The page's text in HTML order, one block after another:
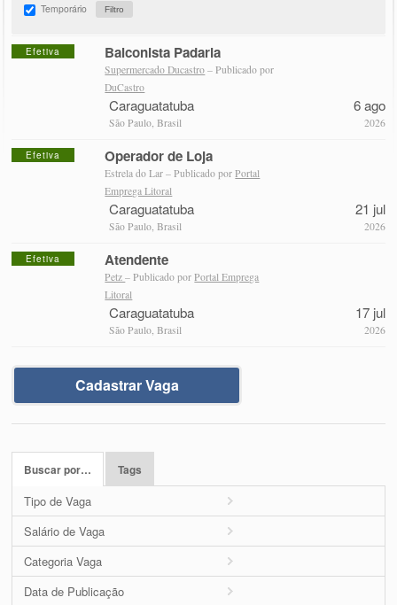
Temporário
Efetiva Balconista Padaria
Supermercado Ducastro – Publicado por
DuCastro
Caraguatatuba
São Paulo, Brasil
6 ago
2026
Efetiva Operador de Loja
Estrela do Lar – Publicado porPortal
Emprega Litoral
Caraguatatuba
São Paulo, Brasil
21 jul
2026
Efetiva Atendente
Petz– Publicado porPortal Emprega
Litoral
Caraguatatuba
São Paulo, Brasil
17 jul
2026
Cadastrar Vaga
Buscar por… Tags
Tipo de Vaga
Salário de Vaga
Categoria Vaga
Data de Publicação